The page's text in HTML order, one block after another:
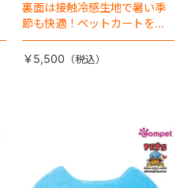
裏面は接触冷感生地で暑い季
節も快適！ペットカートをお
しゃれに・かわいく・かっこ
よく！
￥5,500